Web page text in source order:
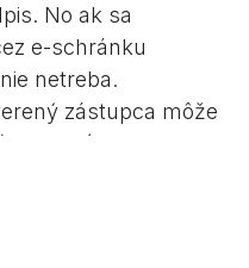
No ak sa
e-schránku
netreba.
zástupca môže
zmeny (adresa,